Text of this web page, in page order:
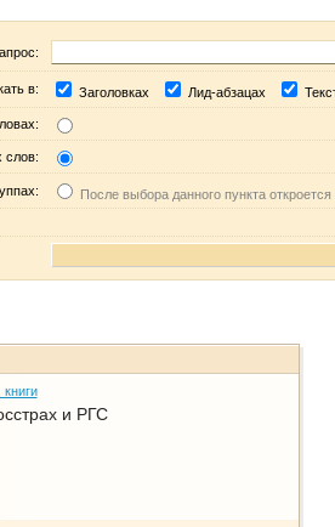
в: Заголовках Лид-абзацах
слов:
После выбора данного пункта откроется
и РГС